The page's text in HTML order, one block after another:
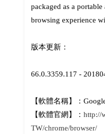
packaged as a
browsing experience
版本更新：
66.0.3359.117 -
【軟體名稱】：
【軟體官網】： http://
TW/chrome/browser/